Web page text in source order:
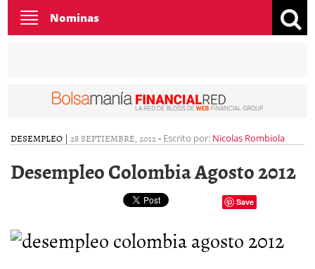
Toggle
navigation
Nominas
DESEMPLEO | 28 SEPTIEMBRE, 2012- Escrito por: Nicolas Rombiola
Desempleo Colombia Agosto 2012
Save